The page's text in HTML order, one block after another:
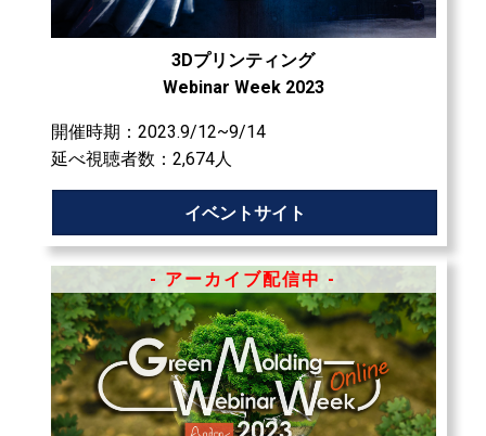
3Dプリンティング
Webinar Week 2023
開催時期：2023.9/12~9/14
延べ視聴者数：2,674人
イベントサイト
- アーカイブ配信中 -